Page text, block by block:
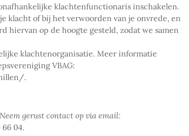
klachtenfunctionaris inschakelen.
klacht of bij het verwoorden van je onvrede, en
hiervan op de hoogte gesteld, zodat we samen
klachtenorganisatie. Meer informatie
VBAG:
.
gerust contact op via email:
04.